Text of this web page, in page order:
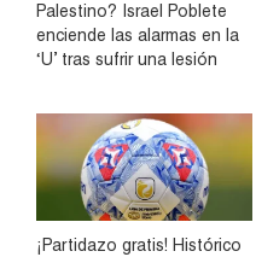
Palestino? Israel Poblete
enciende las alarmas en la
‘U’ tras sufrir una lesión
¡Partidazo gratis! Histórico